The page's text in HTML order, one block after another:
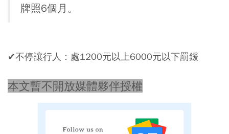
牌照6個月。
✔不停讓行人：處1200元以上6000元以下罰鍰
本文暫不開放媒體夥伴授權